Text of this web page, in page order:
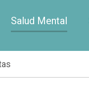
Salud Mental